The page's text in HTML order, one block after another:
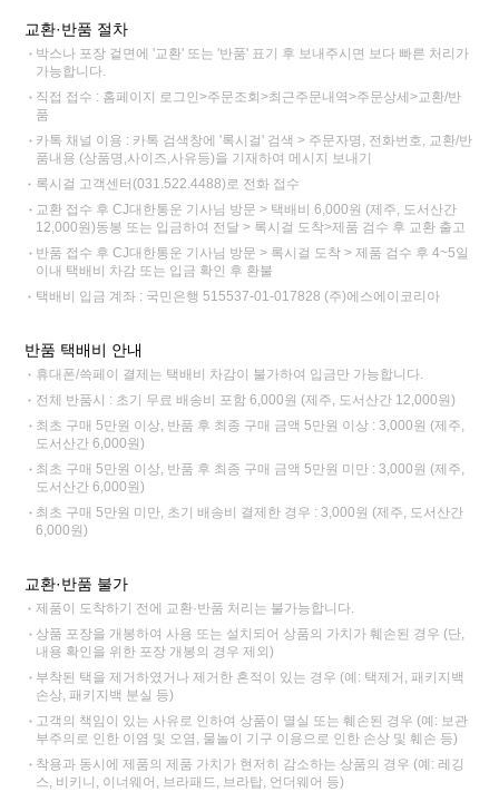
교환·반품 절차
박스나 포장 겉면에 '교환' 또는 '반품' 표기 후 보내주시면 보다 빠른 처리가
가능합니다.
직접 접수 : 홈페이지 로그인>주문조회>최근주문내역>주문상세>교환/반
품
카톡 채널 이용 : 카톡 검색창에 '록시걸' 검색 > 주문자명, 전화번호, 교환/반
품내용 (상품명,사이즈,사유등)을 기재하여 메시지 보내기
록시걸 고객센터(031.522.4488)로 전화 접수
교환 접수 후 CJ대한통운 기사님 방문 > 택배비 6,000원 (제주, 도서산간
12,000원)동봉 또는 입금하여 전달 > 록시걸 도착>제품 검수 후 교환 출고
반품 접수 후 CJ대한통운 기사님 방문 > 록시걸 도착 > 제품 검수 후 4~5일
이내 택배비 차감 또는 입금 확인 후 환불
택배비 입금 계좌 : 국민은행 515537-01-017828 (주)에스에이코리아
반품 택배비 안내
휴대폰/쓱페이 결제는 택배비 차감이 불가하여 입금만 가능합니다.
전체 반품시 : 초기 무료 배송비 포함 6,000원 (제주, 도서산간 12,000원)
최초 구매 5만원 이상, 반품 후 최종 구매 금액 5만원 이상 : 3,000원 (제주,
도서산간 6,000원)
최초 구매 5만원 이상, 반품 후 최종 구매 금액 5만원 미만 : 3,000원 (제주,
도서산간 6,000원)
최초 구매 5만원 미만, 초기 배송비 결제한 경우 : 3,000원 (제주, 도서산간
6,000원)
교환·반품 불가
제품이 도착하기 전에 교환·반품 처리는 불가능합니다.
상품 포장을 개봉하여 사용 또는 설치되어 상품의 가치가 훼손된 경우 (단,
내용 확인을 위한 포장 개봉의 경우 제외)
부착된 택을 제거하였거나 제거한 흔적이 있는 경우 (예: 택제거, 패키지백
손상, 패키지백 분실 등)
고객의 책임이 있는 사유로 인하여 상품이 멸실 또는 훼손된 경우 (예: 보관
부주의로 인한 이염 및 오염, 물놀이 기구 이용으로 인한 손상 및 훼손 등)
착용과 동시에 제품의 제품 가치가 현저히 감소하는 상품의 경우 (예: 레깅
스, 비키니, 이너웨어, 브라패드, 브라탑, 언더웨어 등)